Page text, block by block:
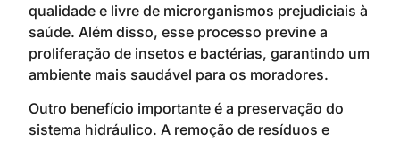
qualidade e livre de microrganismos prejudiciais à
saúde. Além disso, esse processo previne a
proliferação de insetos e bactérias, garantindo um
ambiente mais saudável para os moradores.
Outro benefício importante é a preservação do
sistema hidráulico. A remoção de resíduos e